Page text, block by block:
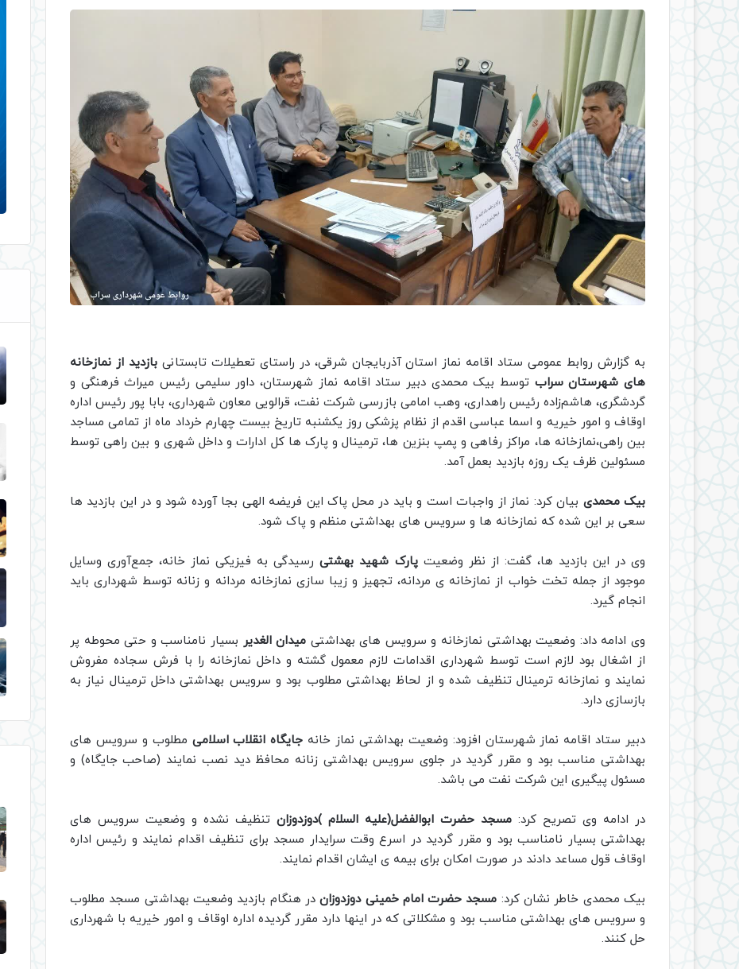
به گزارش روابط عمومی ستاد اقامه نماز استان آذربایجان شرقی، در راستای تعطیلات تابستانیبازدید از نمازخانه
های شهرستان سراب توسط بیک محمدی دبیر ستاد اقامه نماز شهرستان، داور سلیمی رئیس میراث فرهنگی و
گردشگری، هاشم‌زاده رئیس راهداری، وهب امامی بازرسی شرکت نفت، قرالویی معاون شهرداری، بابا پور رئیس اداره
اوقاف و امور خیریه و اسما عباسی اقدم از نظام پزشکی روز یکشنبه تاریخ بیست چهارم خرداد ماه از تمامی مساجد
بین راهی،نمازخانه ها، مراکز رفاهی و پمپ بنزین ها، ترمینال و پارک ها کل ادارات و داخل شهری و بین راهی توسط
مسئولین ظرف یک روزه بازدید بعمل آمد.
بیک محمدی بیان کرد: نماز از واجبات است و باید در محل پاک این فریضه الهی بجا آورده شود و در این بازدید ها
سعی بر این شده که نمازخانه ها و سرویس های بهداشتی منظم و پاک شود.
وی در این بازدید ها، گفت: از نظر وضعیتپارک شهید بهشتیرسیدگی به فیزیکی نماز خانه، جمع‌آوری وسایل
موجود از جمله تخت خواب از نمازخانه ی مردانه، تجهیز و زیبا سازی نمازخانه مردانه و زنانه توسط شهرداری باید
انجام گیرد.
وی ادامه داد: وضعیت بهداشتی نمازخانه و سرویس های بهداشتی میدان الغدیر بسیار نامناسب و حتی محوطه پر
از اشغال بود لازم است توسط شهرداری اقدامات لازم معمول گشته و داخل نمازخانه را با فرش سجاده مفروش
نمایند و نمازخانه ترمینال تنظیف شده و از لحاظ بهداشتی مطلوب بود و سرویس بهداشتی داخل ترمینال نیاز به
بازسازی دارد.
دبیر ستاد اقامه نماز شهرستان افزود: وضعیت بهداشتی نماز خانه جایگاه انقلاب اسلامی مطلوب و سرویس های
بهداشتی مناسب بود و مقرر گردید در جلوی سرویس بهداشتی زنانه محافظ دید نصب نمایند (صاحب جایگاه) و
مسئول پیگیری این شرکت نفت می باشد.
در ادامه وی تصریح کرد: مسجد حضرت ابوالفضل(علیه السلام )دوزدوزان تنظیف نشده و وضعیت سرویس های
بهداشتی بسیار نامناسب بود و مقرر گردید در اسرع وقت سرایدار مسجد برای تنظیف اقدام نمایند و رئیس اداره
اوقاف قول مساعد دادند در صورت امکان برای بیمه ی ایشان اقدام نمایند.
بیک محمدی خاطر نشان کرد: مسجد حضرت امام خمینی دوزدوزاندر هنگام بازدید وضعیت بهداشتی مسجد مطلوب
و سرویس های بهداشتی مناسب بود و مشکلاتی که در اینها دارد مقرر گردیده اداره اوقاف و امور خیریه با شهرداری
حل کنند.